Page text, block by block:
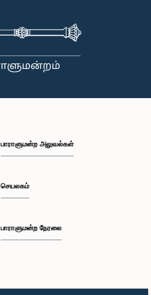
பாராளுமன்ற அலுவல்கள்
செயலகம்
பாராளுமன்ற நேரலை